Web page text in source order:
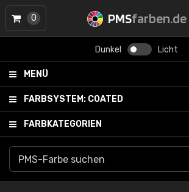
PMSfarben.de
Dunkel Licht
MENÜ
FARBSYSTEM: COATED
FARBKATEGORIEN
0